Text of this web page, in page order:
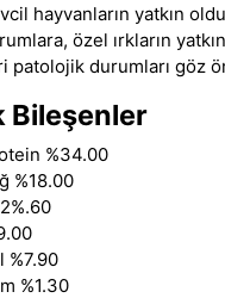
hayvanların yatkın
özel ırkların
patolojik durumları göz
Bileşenler
%34.00
%18.00
%7.90
%1.30